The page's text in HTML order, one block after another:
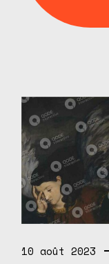
10 août 2023